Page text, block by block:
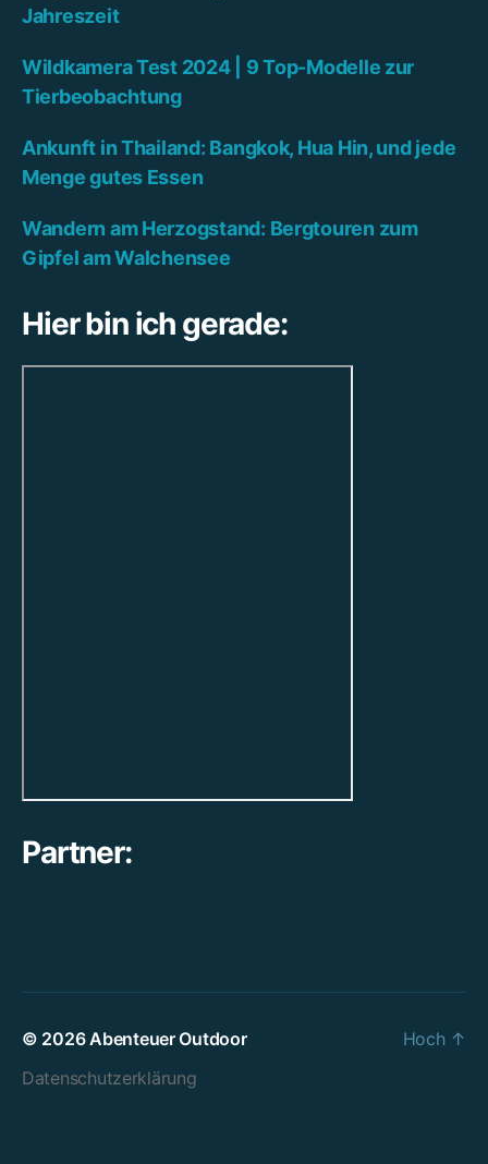
Jahreszeit
Wildkamera Test 2024 | 9 Top-Modelle zur
Tierbeobachtung
Ankunft in Thailand: Bangkok, Hua Hin, und jede
Menge gutes Essen
Wandern am Herzogstand: Bergtouren zum
Gipfel am Walchensee
Hier bin ich gerade:
Partner:
© 2026 Abenteuer Outdoor
Datenschutzerklärung
Hoch ↑